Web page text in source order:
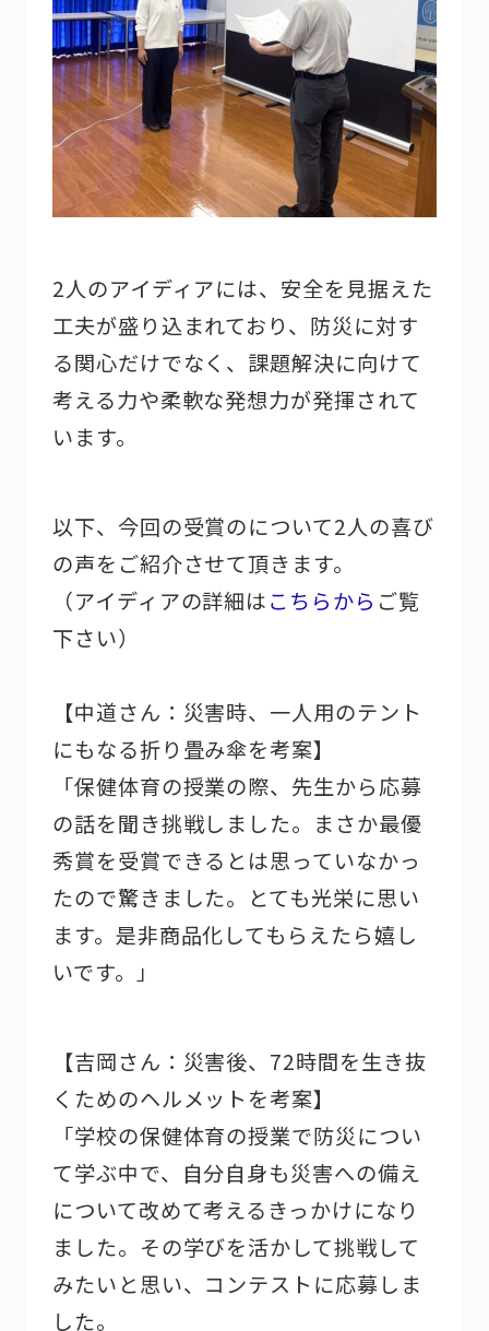
2人のアイディアには、安全を見据えた
工夫が盛り込まれており、防災に対す
る関心だけでなく、課題解決に向けて
考える力や柔軟な発想力が発揮されて
います。
以下、今回の受賞のについて2人の喜び
の声をご紹介させて頂きます。
（アイディアの詳細はこちらから ご覧
下さい）
【中道さん：災害時、一人用のテント
にもなる折り畳み傘を考案】
「保健体育の授業の際、先生から応募
の話を聞き挑戦しました。まさか最優
秀賞を受賞できるとは思っていなかっ
たので驚きました。とても光栄に思い
ます。是非商品化してもらえたら嬉し
いです。」
【吉岡さん：災害後、72時間を生き抜
くためのヘルメットを考案】
「学校の保健体育の授業で防災につい
て学ぶ中で、自分自身も災害への備え
について改めて考えるきっかけになり
ました。その学びを活かして挑戦して
みたいと思い、コンテストに応募しま
した。